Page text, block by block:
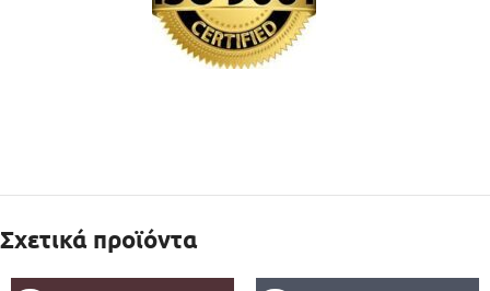
Σχετικά προϊόντα